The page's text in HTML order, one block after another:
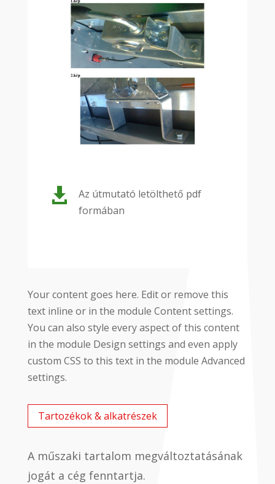

Az útmutató letölthető pdf
formában
Your content goes here. Edit or remove this
text inline or in the module Content settings.
You can also style every aspect of this content
in the module Design settings and even apply
custom CSS to this text in the module Advanced
settings.
Tartozékok & alkatrészek
A műszaki tartalom megváltoztatásának
jogát a cég fenntartja.